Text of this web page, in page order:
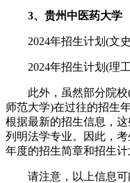
3、贵州中医药大学
2024年招生计划(文史
2024年招生计划(理工
此外，虽然部分院校(
师范大学)在过往的招生
根据最新的招生信息，
列明法学专业。因此，
年度的招生简章和招生计
请注意，以上信息可